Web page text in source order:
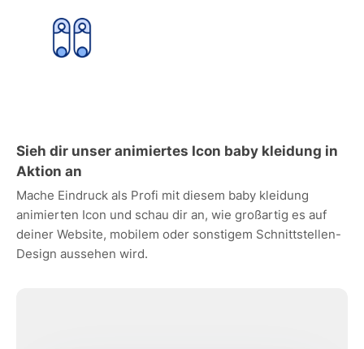
Sieh dir unser animiertes Icon baby kleidung in
Aktion an
Mache Eindruck als Profi mit diesem baby kleidung
animierten Icon und schau dir an, wie großartig es auf
deiner Website, mobilem oder sonstigem Schnittstellen-
Design aussehen wird.